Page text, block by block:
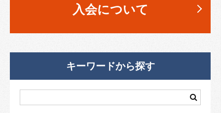
入会について
キーワードから探す